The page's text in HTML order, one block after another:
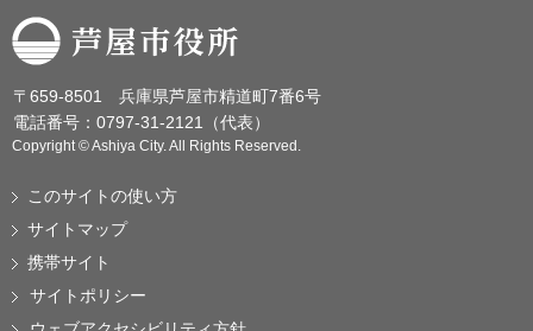
芦屋市役所
〒659-8501 兵庫県芦屋市精道町7番6号
電話番号：0797-31-2121（代表）
Copyright © Ashiya City. All Rights Reserved.
このサイトの使い方
サイトマップ
携帯サイト
サイトポリシー